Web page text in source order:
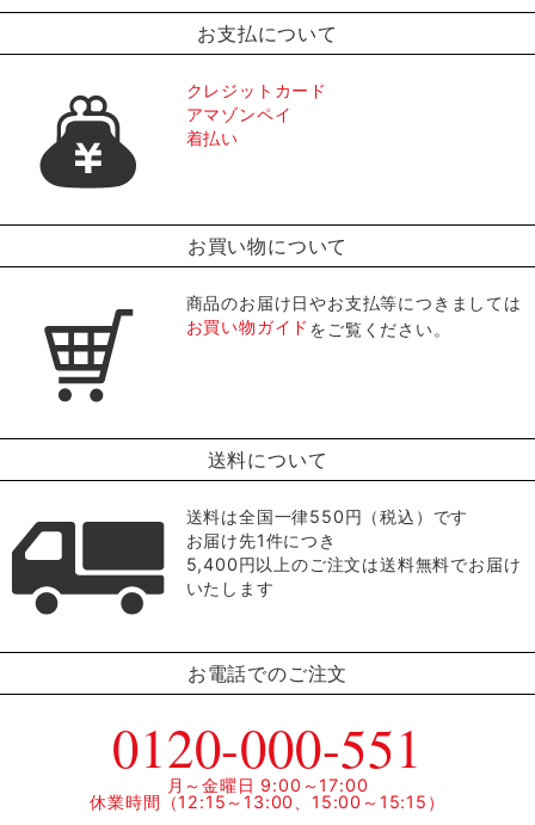
お支払について
クレジットカード
アマゾンペイ
着払い
お買い物について
商品のお届け日やお支払等につきましては
お買い物ガイド をご覧ください。
送料について
送料は全国一律550円（税込）です
お届け先1件につき
5,400円以上のご注文は送料無料でお届け
いたします
お電話でのご注文
0120-000-551
月～金曜日 9:00～17:00
休業時間（12:15～13:00、15:00～15:15）